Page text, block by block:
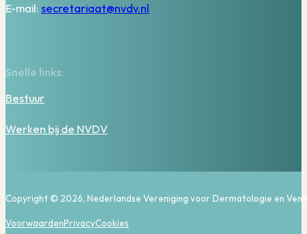
E-mail: secretariaat@nvdv.nl
Snelle links:
Bestuur
Werken bij de NVDV
Copyright © 2026, Nederlandse Vereniging voor Dermatologie en
VoorwaardenPrivacyCookies